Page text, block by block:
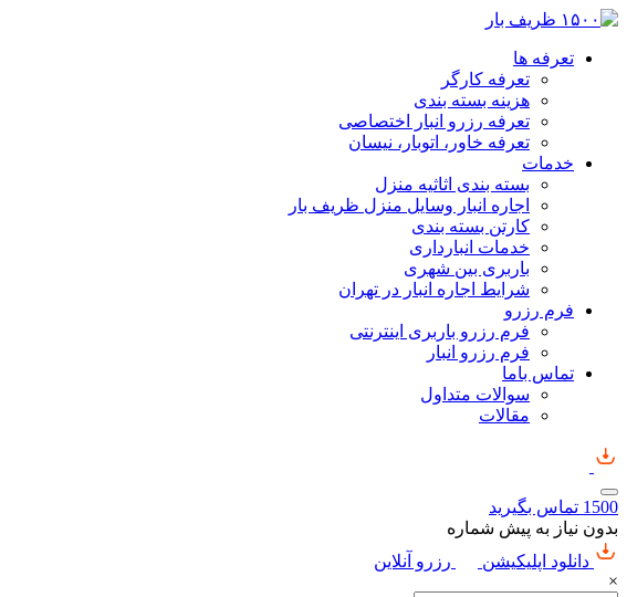
تعرفه ها
تعرفه کارگر
هزینه بسته بندی
تعرفه رزرو انبار اختصاصی
تعرفه خاور، اتوبار، نیسان
خدمات
بسته بندی اثاثیه منزل
اجاره انبار وسایل منزل ظریف بار
کارتن بسته بندی
خدمات انبارداری
باربری بین شهری
شرایط اجاره انبار در تهران
فرم رزرو
فرم رزرو باربری اینترنتی
فرم رزرو انبار
تماس باما
سوالات متداول
مقالات
1500 تماس بگیرید
بدون نیاز به پیش شماره
دانلود اپلیکیشن
رزرو آنلاین
×